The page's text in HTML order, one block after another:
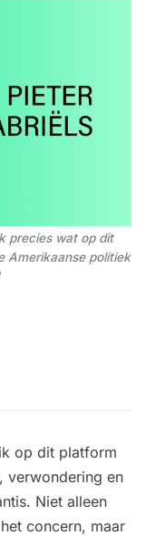
precies wat op dit
Amerikaanse politiek
op dit platform
, verwondering en
Niet alleen
concern, maar